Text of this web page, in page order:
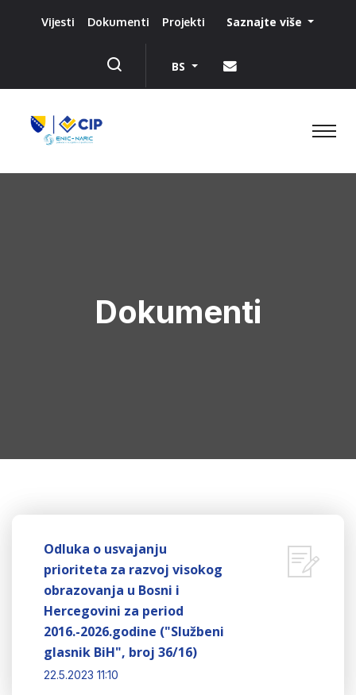
Vijesti Dokumenti Projekti Saznajte više
BS
Dokumenti
Odluka o usvajanju
prioriteta za razvoj visokog
obrazovanja u Bosni i
Hercegovini za period
2016.-2026.godine ("Službeni
glasnik BiH", broj 36/16)
22.5.2023 11:10